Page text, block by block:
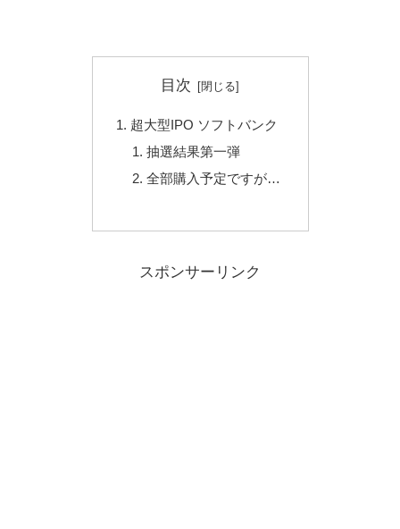
目次
超大型IPO ソフトバンク
抽選結果第一弾
全部購入予定ですが…
スポンサーリンク